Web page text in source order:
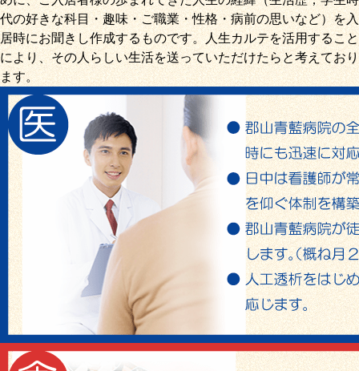
代の好きな科目・趣味・ご職業・性格・病前の思いなど）を入
居時にお聞きし作成するものです。人生カルテを活用すること
により、その人らしい生活を送っていただけたらと考えており
ます。